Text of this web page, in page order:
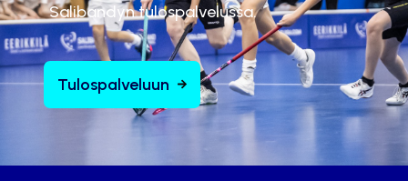
Salibandyn tulospalvelussa.
Tulospalveluun